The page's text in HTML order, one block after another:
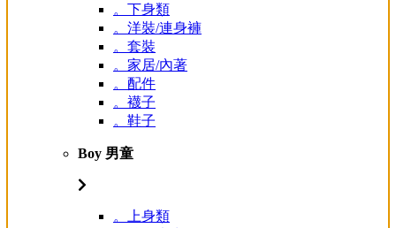
。下身類
。洋裝/連身褲
。套裝
。家居/內著
。配件
。襪子
。鞋子
Boy 男童
。上身類